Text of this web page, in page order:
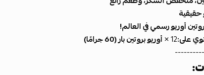
أوريو رسمي في العالم!
على:12 ×
أوريو بروتين بار (60 جرامًا)